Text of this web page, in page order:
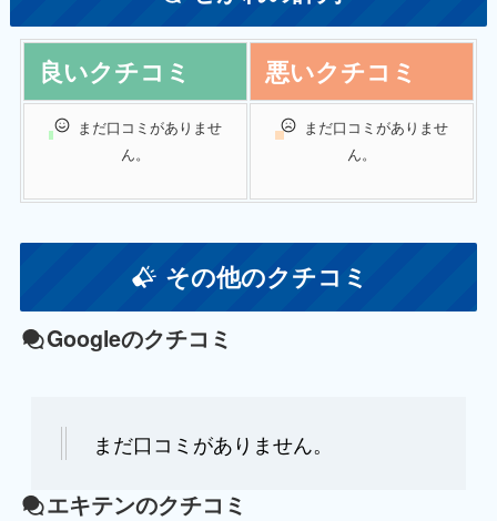
良いクチコミ 悪いクチコミ
まだ口コミがありませ
ん。
まだ口コミがありませ
ん。
その他のクチコミ
Googleのクチコミ
まだ口コミがありません。
エキテンのクチコミ